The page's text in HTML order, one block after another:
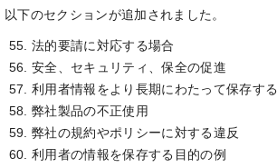
以下のセクションが追加されました。
法的要請に対応する場合
安全、セキュリティ、保全の促進
利用者情報をより長期にわたって保存す
弊社製品の不正使用
弊社の規約やポリシーに対する違反
利用者の情報を保存する目的の例